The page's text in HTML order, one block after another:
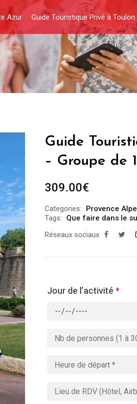
Azur Guide Touristique Privé à
Guide
– Groupe de
309.00€
Categories: Provence
Tags:
Que faire dans le
Réseaux sociaux
Jour de l’activité *